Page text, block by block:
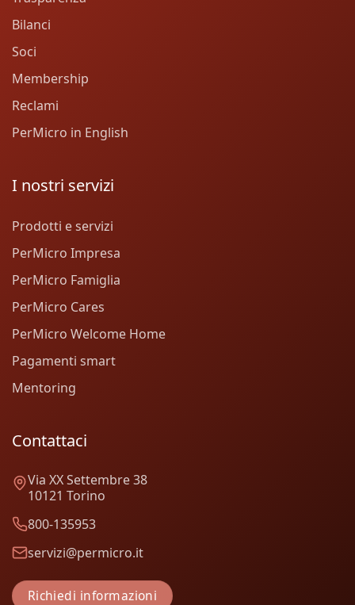
Bilanci
Soci
Membership
Reclami
PerMicro in English
I nostri servizi
Prodotti e servizi
PerMicro Impresa
PerMicro Famiglia
PerMicro Cares
PerMicro Welcome Home
Pagamenti smart
Mentoring
Contattaci
Via XX Settembre 38
10121 Torino
800-135953
servizi@permicro.it
Richiedi informazioni